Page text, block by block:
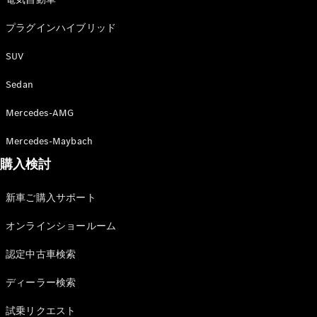
プラグインハイブリッド
SUV
Sedan
Mercedes-AMG
Mercedes-Maybach
購入検討
新車ご購入サポート
オンラインショールーム
認定中古車検索
ディーラー検索
試乗リクエスト